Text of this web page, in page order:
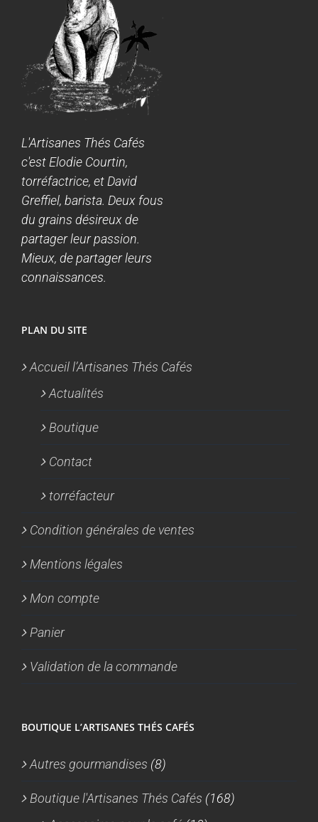
L'Artisanes Thés Cafés
c'est Elodie Courtin,
torréfactrice, et David
Greffiel, barista. Deux fous
du grains désireux de
partager leur passion.
Mieux, de partager leurs
connaissances.
PLAN DU SITE
Accueil l’Artisanes Thés Cafés
Actualités
Boutique
Contact
torréfacteur
Condition générales de ventes
Mentions légales
Mon compte
Panier
Validation de la commande
BOUTIQUE L’ARTISANES THÉS CAFÉS
Autres gourmandises (8)
Boutique l'Artisanes Thés Cafés (168)